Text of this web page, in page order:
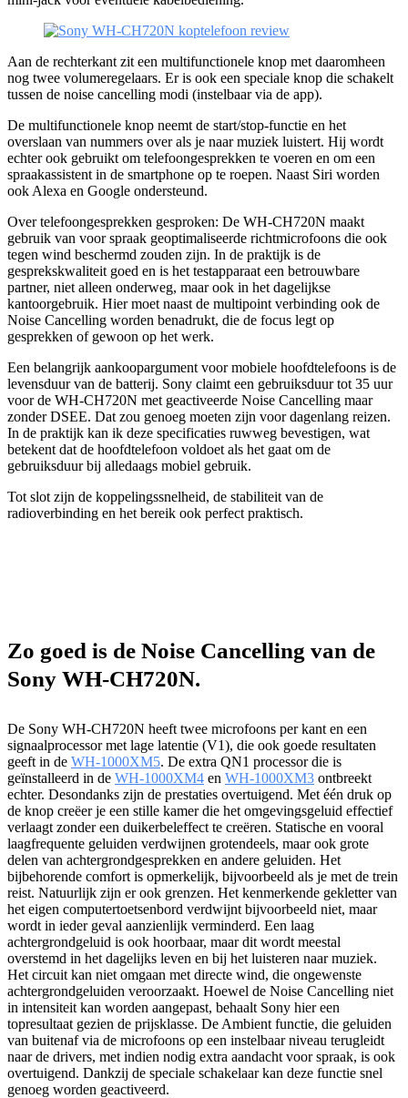
Aan de rechterkant zit een multifunctionele knop met daaromheen
nog twee volumeregelaars. Er is ook een speciale knop die schakelt
tussen de noise cancelling modi (instelbaar via de app).
De multifunctionele knop neemt de start/stop-functie en het
overslaan van nummers over als je naar muziek luistert. Hij wordt
echter ook gebruikt om telefoongesprekken te voeren en om een
spraakassistent in de smartphone op te roepen. Naast Siri worden
ook Alexa en Google ondersteund.
Over telefoongesprekken gesproken: De WH-CH720N maakt
gebruik van voor spraak geoptimaliseerde richtmicrofoons die ook
tegen wind beschermd zouden zijn. In de praktijk is de
gesprekskwaliteit goed en is het testapparaat een betrouwbare
partner, niet alleen onderweg, maar ook in het dagelijkse
kantoorgebruik. Hier moet naast de multipoint verbinding ook de
Noise Cancelling worden benadrukt, die de focus legt op
gesprekken of gewoon op het werk.
Een belangrijk aankoopargument voor mobiele hoofdtelefoons is de
levensduur van de batterij. Sony claimt een gebruiksduur tot 35 uur
voor de WH-CH720N met geactiveerde Noise Cancelling maar
zonder DSEE. Dat zou genoeg moeten zijn voor dagenlang reizen.
In de praktijk kan ik deze specificaties ruwweg bevestigen, wat
betekent dat de hoofdtelefoon voldoet als het gaat om de
gebruiksduur bij alledaags mobiel gebruik.
Tot slot zijn de koppelingssnelheid, de stabiliteit van de
radioverbinding en het bereik ook perfect praktisch.
Zo goed is de Noise Cancelling van de
Sony WH-CH720N.
De Sony WH-CH720N heeft twee microfoons per kant en een
signaalprocessor met lage latentie (V1), die ook goede resultaten
geeft in de WH-1000XM5. De extra QN1 processor die is
geïnstalleerd in de WH-1000XM4 en WH-1000XM3 ontbreekt
echter. Desondanks zijn de prestaties overtuigend. Met één druk op
de knop creëer je een stille kamer die het omgevingsgeluid effectief
verlaagt zonder een duikerbeleffect te creëren. Statische en vooral
laagfrequente geluiden verdwijnen grotendeels, maar ook grote
delen van achtergrondgesprekken en andere geluiden. Het
bijbehorende comfort is opmerkelijk, bijvoorbeeld als je met de trein
reist. Natuurlijk zijn er ook grenzen. Het kenmerkende gekletter van
het eigen computertoetsenbord verdwijnt bijvoorbeeld niet, maar
wordt in ieder geval aanzienlijk verminderd. Een laag
achtergrondgeluid is ook hoorbaar, maar dit wordt meestal
overstemd in het dagelijks leven en bij het luisteren naar muziek.
Het circuit kan niet omgaan met directe wind, die ongewenste
achtergrondgeluiden veroorzaakt. Hoewel de Noise Cancelling niet
in intensiteit kan worden aangepast, behaalt Sony hier een
topresultaat gezien de prijsklasse. De Ambient functie, die geluiden
van buitenaf via de microfoons op een instelbaar niveau terugleidt
naar de drivers, met indien nodig extra aandacht voor spraak, is ook
overtuigend. Dankzij de speciale schakelaar kan deze functie snel
genoeg worden geactiveerd.